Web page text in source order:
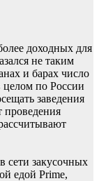
доходных для
не таким
и барах число
целом по России
заведения
проведения
сети закусочных
едой Prime,